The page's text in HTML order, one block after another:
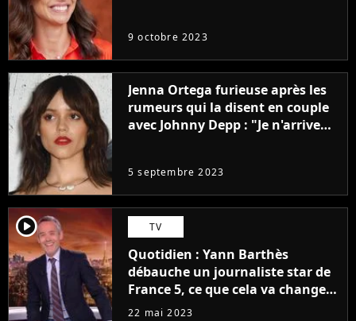
9 octobre 2023
Jenna Ortega furieuse après les
rumeurs qui la disent en couple
avec Johnny Depp : "Je n'arrive
5 septembre 2023
player2 TV
Quotidien : Yann Barthès
débauche un journaliste star de
France 5, ce que cela va changer
à la rentrée
22 mai 2023